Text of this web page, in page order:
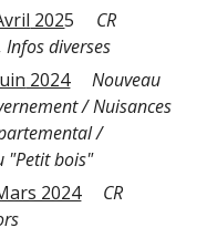
2025
CR
Infos diverses
2024
Nouveau
/Nuisances
/
"Petit bois"
2024
CR